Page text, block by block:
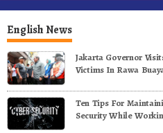
Ketua Demokrat Kabupaten
Karo Pimpin Laskar Biru
Bergerak.!
English News
Jakarta Governor
Victims In Rawa
Ten Tips For
Security While